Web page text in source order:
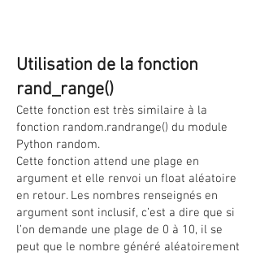
Utilisation de la fonction
rand_range()
Cette fonction est très similaire à la
fonction random.randrange() du module
Python random.
Cette fonction attend une plage en
argument et elle renvoi un float aléatoire
en retour. Les nombres renseignés en
argument sont inclusif, c’est a dire que si
l’on demande une plage de 0 à 10, il se
peut que le nombre généré aléatoirement